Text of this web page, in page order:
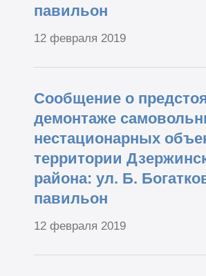
павильон
12 февраля 2019
Сообщение о
демонтаже
нестационарных
территории
района: ул. Б.
павильон
12 февраля 2019